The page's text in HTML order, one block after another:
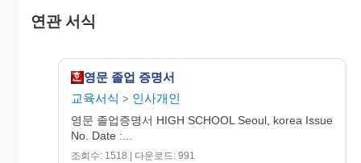
연관 서식
영문 졸업 증명서
교육서식 > 인사개인
영문 졸업증명서 HIGH SCHOOL Seoul, korea Issue
No. Date :...
조회수: 1518 | 다운로드: 991